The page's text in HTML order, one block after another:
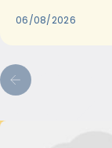
06/08/2026